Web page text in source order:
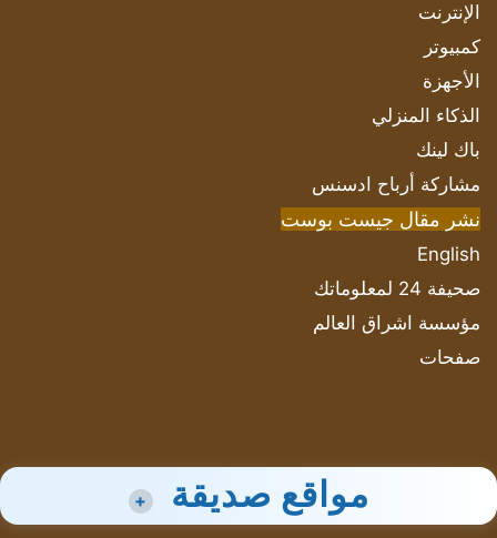
الإنترنت
كمبيوتر
الأجهزة
الذكاء المنزلي
باك لينك
مشاركة أرباح ادسنس
نشر مقال جيست بوست
English
صحيفة 24 لمعلوماتك
مؤسسة اشراق العالم
صفحات
مواقع صديقة +